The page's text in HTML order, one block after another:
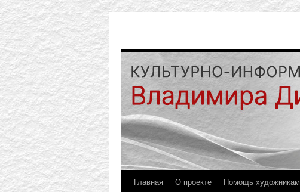
Главная О проекте Помощь художникам